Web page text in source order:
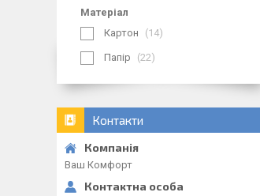
Матеріал
Картон
14
Папір 22
Контакти
Ваш Комфорт